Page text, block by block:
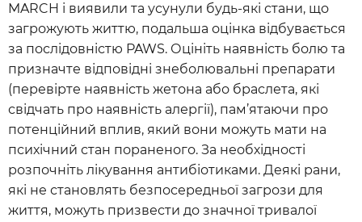
MARCH і виявили та усунули будь-які стани, що
загрожують життю, подальша оцінка відбувається
за послідовністю PAWS. Оцініть наявність болю та
призначте відповідні знеболювальні препарати
(перевірте наявність жетона або браслета, які
свідчать про наявність алергії), пам’ятаючи про
потенційний вплив, який вони можуть мати на
психічний стан пораненого. За необхідності
розпочніть лікування антибіотиками. Деякі рани,
які не становлять безпосередньої загрози для
життя, можуть призвести до значної тривалої